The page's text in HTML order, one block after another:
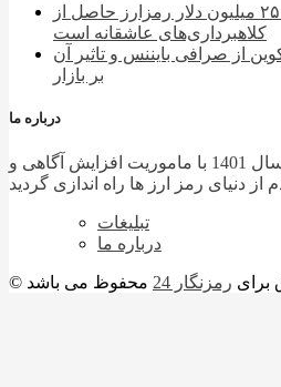
آمریکا در پی توقیف ۲۵ میلیون دلار رمزارز حاصل از
کلاهبرداری‌های عاشقانه است
بیت‌کوین از صرافی بایننس و تاثیر آن
بر بازار
درباره ما
سایت رمزنگار 24 در سال 1401 با ماموریت افزایش آگاهی و
تبلیغات
درباره ما
برای رمزنگار 24